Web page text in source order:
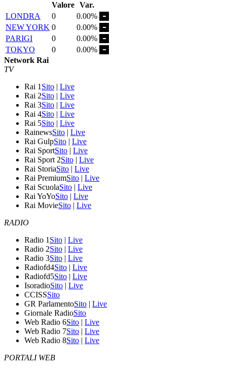
Valore Var.
LONDRA
0
0.00%
NEW YORK 0
0.00%
PARIGI
0
0.00%
TOKYO
0
0.00%
Network Rai
TV
Rai 1 Sito | Live
Rai 2Sito | Live
Rai 3Sito | Live
Rai 4Sito | Live
Rai 5Sito | Live
RainewsSito | Live
Rai GulpSito | Live
Rai SportSito | Live
Rai Sport 2Sito | Live
Rai StoriaSito | Live
Rai PremiumSito | Live
Rai ScuolaSito | Live
Rai YoYoSito | Live
Rai MovieSito | Live
RADIO
Radio 1 Sito | Live
Radio 2Sito | Live
Radio 3Sito | Live
Radiofd4Sito | Live
Radiofd5Sito | Live
IsoradioSito | Live
CCISSSito
GR ParlamentoSito | Live
Giornale RadioSito
Web Radio 6Sito | Live
Web Radio 7Sito | Live
Web Radio 8Sito | Live
PORTALI WEB